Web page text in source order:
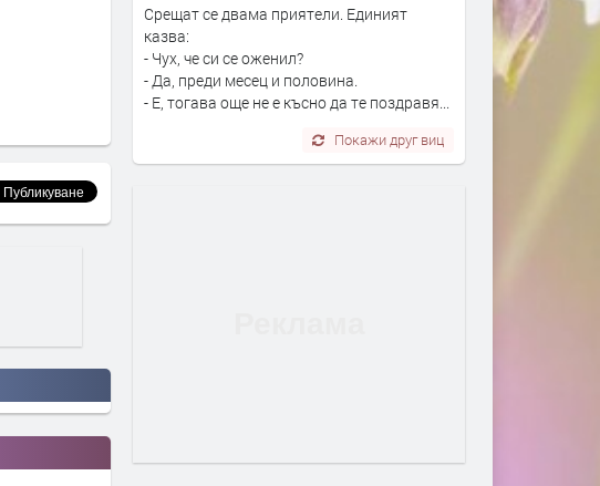
Срещат се двама приятели. Единият
казва:
- Чух, че си се оженил?
- Да, преди месец и половина.
- Е, тогава още не е късно да те поздравя...
Покажи друг виц